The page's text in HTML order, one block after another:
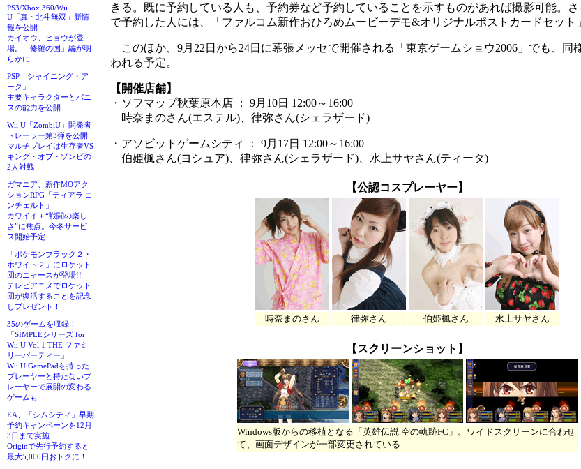
PS3/Xbox 360/Wii
U「真・北斗無双」新情
報を公開
カイオウ、ヒョウが登
場。「修羅の国」編が明
らかに
PSP「シャイニング・ア
ーク」
主要キャラクターとパニ
スの能力を公開
Wii U「ZombiU」開発者
トレーラー第3弾を公開
マルチプレイは生存者VS
キング・オブ・ゾンビの
2人対戦
ガマニア、新作MOアク
ションRPG「ティアラ コ
ンチェルト」
カワイイ＋“戦闘の楽し
さ”に焦点。今冬サービ
ス開始予定
「ポケモンブラック２・
ホワイト２」にロケット
団のニャースが登場!!
テレビアニメでロケット
団が復活することを記念
しプレゼント！
35のゲームを収録！
「SIMPLEシリーズ for
Wii U Vol.1 THE ファミ
リーパーティー」
Wii U GamePadを持った
プレーヤーと持たないプ
レーヤーで展開の変わる
ゲームも
EA、「シムシティ」早期
予約キャンペーンを12月
3日まで実施
Originで先行予約すると
最大5,000円おトクに！
きる。既に予約している人も、予約券など予約していることを示すものがあれば撮影可能。
で予約した人には、「ファルコム新作おひろめムービーデモ&オリジナルポストカードセット
このほか、9月22日から24日に幕張メッセで開催される「東京ゲームショウ2006」でも、同
われる予定。
【開催店舗】
・ソフマップ秋葉原本店 ： 9月10日 12:00～16:00
時奈まのさん(エステル)、律弥さん(シェラザード)
・アソビットゲームシティ ： 9月17日 12:00～16:00
伯姫楓さん(ヨシュア)、律弥さん(シェラザード)、水上サヤさん(ティータ)
【公認コスプレーヤー】
時奈まのさん 律弥さん 伯姫楓さん 水上サヤさん
【スクリーンショット】
Windows版からの移植となる「英雄伝説 空の軌跡FC」。ワイドスクリーンに合わせ
て、画面デザインが一部変更されている